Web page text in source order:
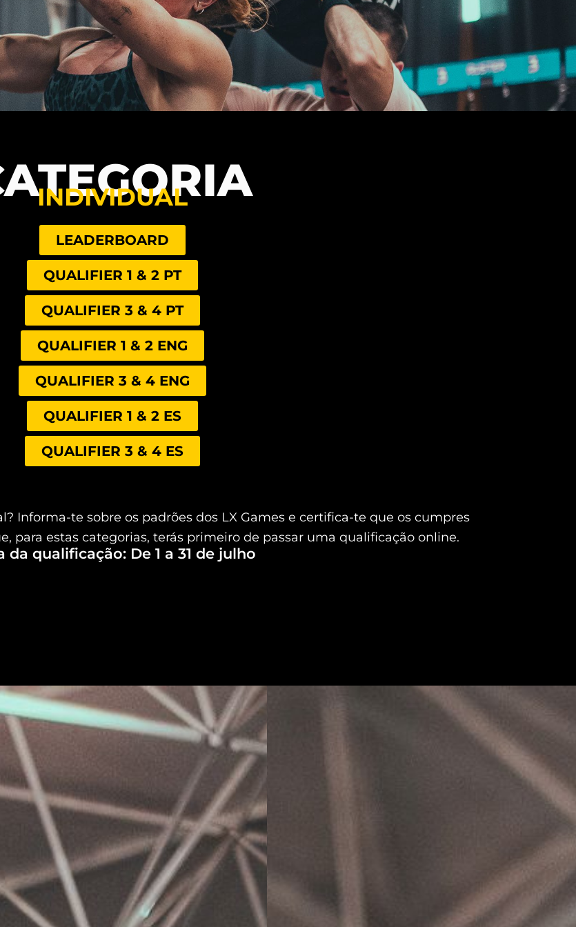
INDIVIDUAL
LEADERBOARD
QUALIFIER 1 & 2 PT
QUALIFIER 3 & 4 PT
QUALIFIER 1 & 2 ENG
QUALIFIER 3 & 4 ENG
QUALIFIER 1 & 2 ES
QUALIFIER 3 & 4 ES
Informa-te sobre os padrões dos LX Games e certifica-te que os cumpres
para estas categorias, terás primeiro de passar uma qualificação online.
da qualificação: De 1 a 31 de julho